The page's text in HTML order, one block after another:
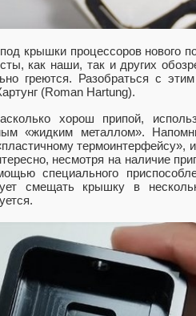
крышки процессоров нового
как наши, так и других
греются. Разобраться с
(Roman Hartung).
хорош припой,
«жидким металлом».
термоинтерфейсу»,
несмотря на наличие
специального
смещать крышку в